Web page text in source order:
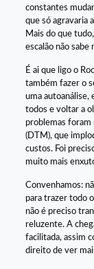
constantes
que só agravaria
Mais do que
escalão não sabe
É ai que ligo o
também fazer o
uma autoanálise,
todos e voltar a
problemas foram
(DTM), que
custos. Foi
muito mais
Convenhamos:
para trazer todo
não é preciso
reluzente. A
facilitada, assim
direito de ver